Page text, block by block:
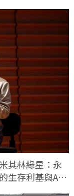
其林綠星：永
生存利基與AI